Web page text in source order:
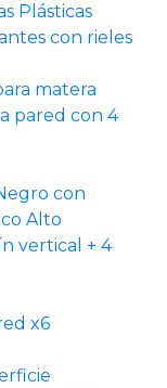
Plásticas
con rieles
matera
pared con 4
con
Alto
vertical + 4
x6